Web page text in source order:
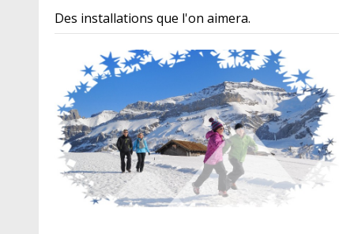
Des installations que l'on aimera.